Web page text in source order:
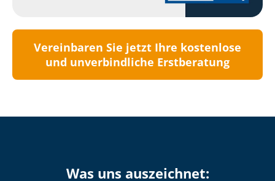
Vereinbaren Sie jetzt Ihre kostenlose
und unverbindliche Erstberatung
Was uns auszeichnet: